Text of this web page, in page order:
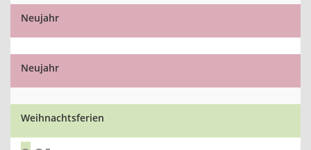
Neujahr
Neujahr
Weihnachtsferien